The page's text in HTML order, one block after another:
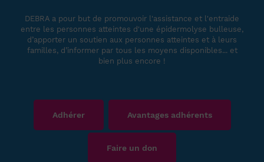
DEBRA a pour but de promouvoir l'assistance et l'entraide
entre les personnes atteintes d'une épidermolyse bulleuse,
d’apporter un soutien aux personnes atteintes et à leurs
familles, d’informer par tous les moyens disponibles... et
bien plus encore !
Adhérer Avantages adhérents
Faire un don